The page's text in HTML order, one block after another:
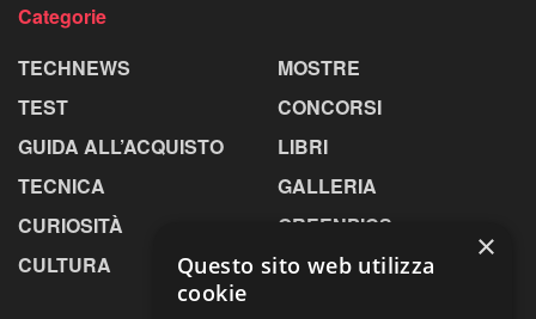
Categorie
TECHNEWS
TEST
GUIDA ALL’ACQUISTO
TECNICA
CURIOSITÀ
CULTURA
MOSTRE
CONCORSI
LIBRI
GALLERIA
GREENPICS
LA RIVISTA
×
Questo sito web utilizza
cookie